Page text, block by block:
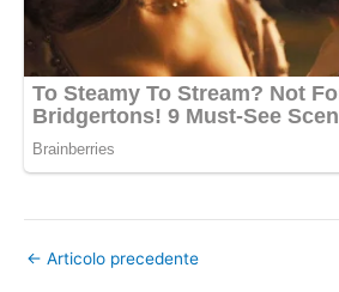
← Articolo precedente